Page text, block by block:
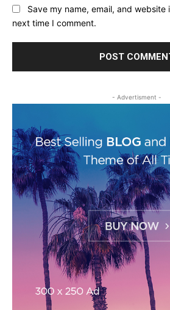
Save my name, email, and
next time I comment.
- Advertisment -